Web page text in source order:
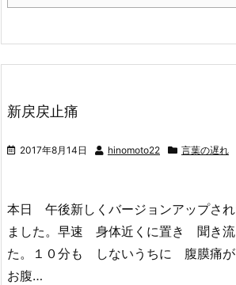
新戻戻止痛
2017年8月14日 hinomoto22 言葉の遅れ
本日 午後新しくバージョンアップされ
ました。早速 身体近くに置き 聞き
た。１０分も しないうちに 腹膜痛が
お腹…